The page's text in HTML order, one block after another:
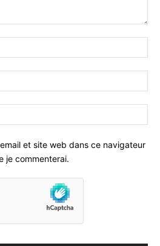
et site web dans ce navigateur
je commenterai.